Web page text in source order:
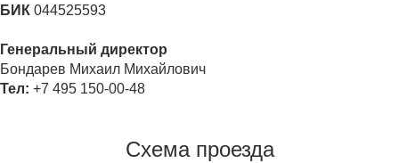
БИК 044525593
Генеральный директор
Бондарев Михаил Михайлович
Тел: +7 495 150-00-48
Схема проезда